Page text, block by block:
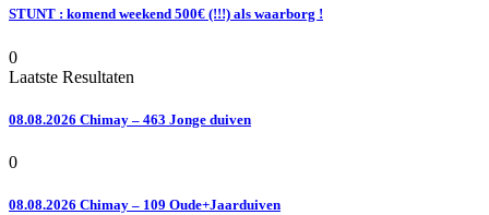
STUNT : komend weekend 500€ (!!!) als waarborg !
0
Laatste Resultaten
08.08.2026 Chimay – 463 Jonge duiven
0
08.08.2026 Chimay – 109 Oude+Jaarduiven